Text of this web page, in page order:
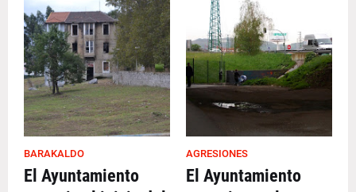
BARAKALDO
El Ayuntamiento
AGRESIONES
El Ayuntamiento